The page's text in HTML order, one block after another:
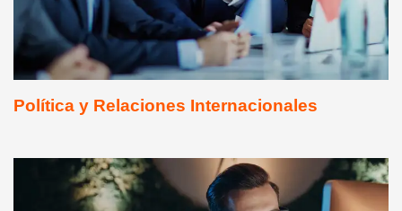
Política y Relaciones Internacionales